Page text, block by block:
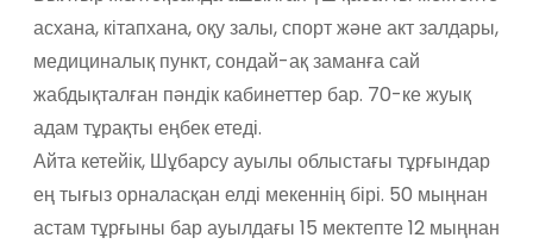
асхана, кітапхана, оқу залы, спорт және акт залдары,
медициналық пункт, сондай-ақ заманға сай
жабдықталған пәндік кабинеттер бар. 70-ке жуық
адам тұрақты еңбек етеді.
Айта кетейік, Шұбарсу ауылы облыстағы тұрғындар
ең тығыз орналасқан елді мекеннің бірі. 50 мыңнан
астам тұрғыны бар ауылдағы 15 мектепте 12 мыңнан